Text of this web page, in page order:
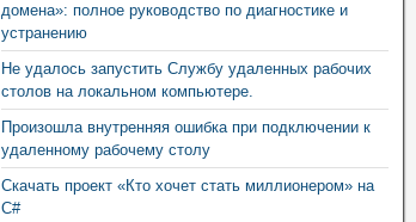
домена»: полное руководство по диагностике и
устранению
Не удалось запустить Службу удаленных рабочих
столов на локальном компьютере.
Произошла внутренняя ошибка при подключении к
удаленному рабочему столу
Скачать проект «Кто хочет стать миллионером» на
C#